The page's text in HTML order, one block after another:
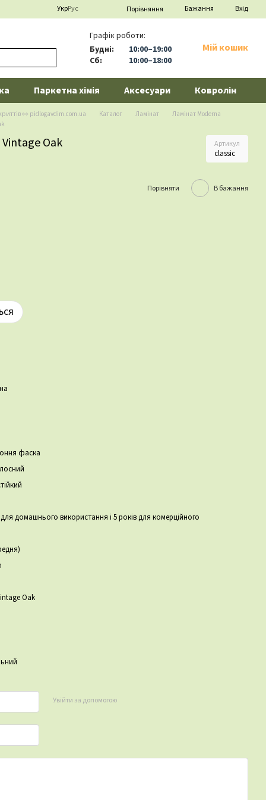
УкрРус Порівняння Бажання Вхід
Графік роботи:
Будні:
10:00–19:00
Сб:
10:00–18:00
Мій кошик
Паркетна хімія Аксесуари Ковролін
👀 pidlogavdim.com.ua Каталог Ламінат
Ламінат Moderna
Oak Артикул
classic
Порівняти В бажання
фаска
для домашнього використання і 5 років для комерційного
Oak
Увійти за допомогою